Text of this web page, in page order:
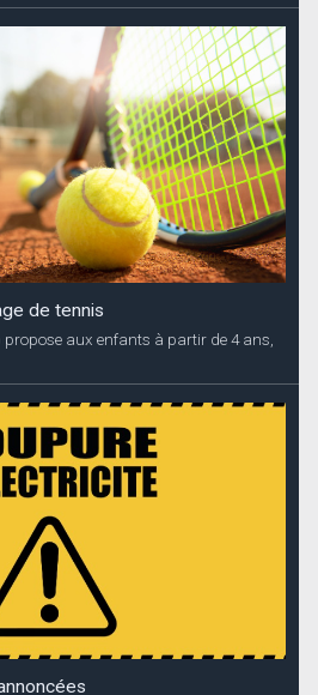
de tennis
aux enfants à partir de 4 ans,